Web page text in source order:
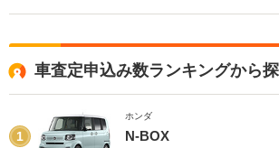
車査定申込み数ランキングから
1
ホンダ
N-BOX